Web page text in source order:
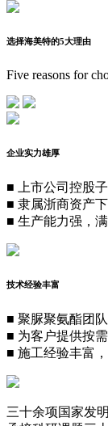
选择海美特的5大理由
Five reasons for
企业实力雄厚
■ 上市公司控股
■ 隶属浙商资产
■ 生产能力强，
技术经验丰富
■ 聚脲聚氨酯团
■ 为客户提供按
■ 施工经验丰富
三十余项国家发